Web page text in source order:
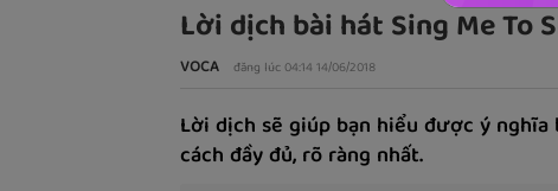
Lời dịch bài hát Sing Me To
VOCA đăng lúc 04:14 14/06/2018
Lời dịch sẽ giúp bạn hiểu được ý nghĩa
cách đầy đủ, rõ ràng nhất.